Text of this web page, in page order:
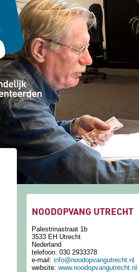
NOODOPVANG UTRECHT
Palestrinastraat 1b
3533 EH Utrecht
Nederland
telefoon: 030 2933378
e-mail: info@noodopvangutrecht.nl
website: www.noodopvangutrecht.nl